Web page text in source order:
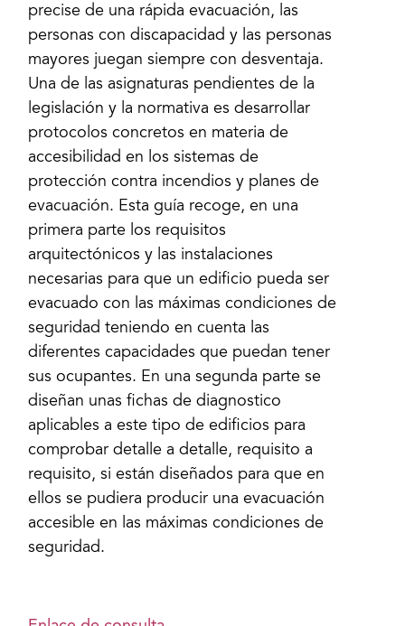
precise de una rápida evacuación, las
personas con discapacidad y las personas
mayores juegan siempre con desventaja.
Una de las asignaturas pendientes de la
legislación y la normativa es desarrollar
protocolos concretos en materia de
accesibilidad en los sistemas de
protección contra incendios y planes de
evacuación. Esta guía recoge, en una
primera parte los requisitos
arquitectónicos y las instalaciones
necesarias para que un edificio pueda ser
evacuado con las máximas condiciones de
seguridad teniendo en cuenta las
diferentes capacidades que puedan tener
sus ocupantes. En una segunda parte se
diseñan unas fichas de diagnostico
aplicables a este tipo de edificios para
comprobar detalle a detalle, requisito a
requisito, si están diseñados para que en
ellos se pudiera producir una evacuación
accesible en las máximas condiciones de
seguridad.